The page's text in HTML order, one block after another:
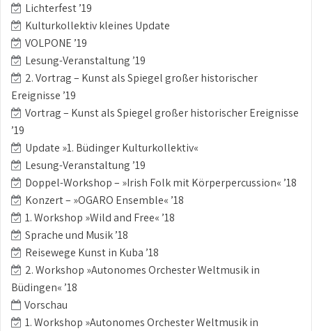
Lichterfest ’19
Kulturkollektiv kleines Update
VOLPONE ’19
Lesung-Veranstaltung ’19
2. Vortrag – Kunst als Spiegel großer historischer
Ereignisse ’19
Vortrag – Kunst als Spiegel großer historischer Ereignisse
’19
Update »1. Büdinger Kulturkollektiv«
Lesung-Veranstaltung ’19
Doppel-Workshop – »Irish Folk mit Körperpercussion« ’18
Konzert – »OGARO Ensemble« ’18
1. Workshop »Wild and Free« ’18
Sprache und Musik ’18
Reisewege Kunst in Kuba ’18
2. Workshop »Autonomes Orchester Weltmusik in
Büdingen« ’18
Vorschau
1. Workshop »Autonomes Orchester Weltmusik in